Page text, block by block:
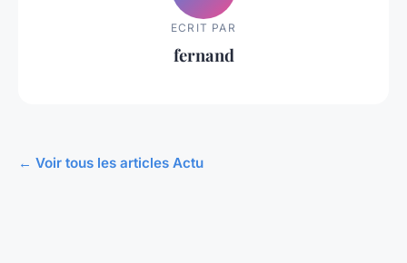
ECRIT PAR
fernand
← Voir tous les articles Actu